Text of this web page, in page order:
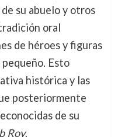
su abuelo y otros
oral
de héroes y figuras
Esto
histórica y las
posteriormente
de su
Roy.